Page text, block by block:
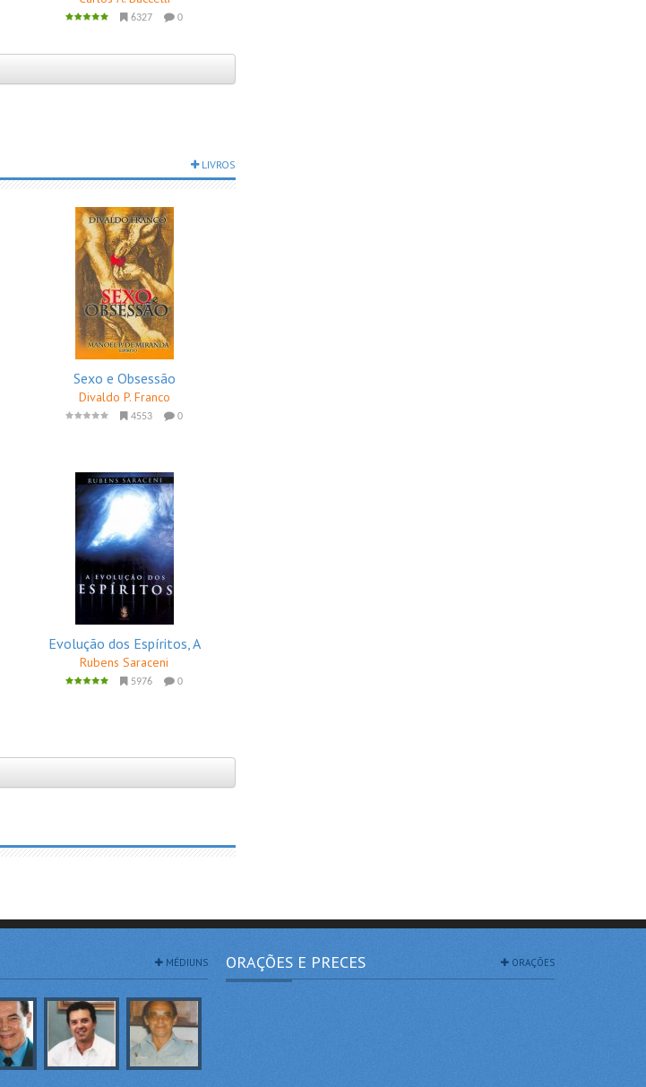
6327 0
LIVROS
Sexo e Obsessão
Divaldo P. Franco
4553 0
Evolução dos Espíritos, A
Rubens Saraceni
5976 0
MÉDIUNS ORAÇÕES E PRECES ORAÇÕES